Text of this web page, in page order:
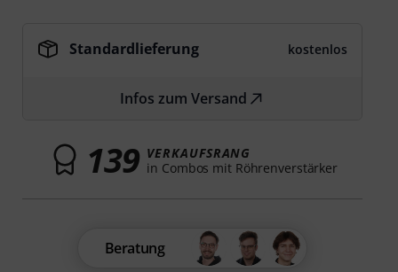
Standardlieferung kostenlos
Infos zum Versand
139 VERKAUFSRANG
in Combos mit Röhrenverstärker
Beratung